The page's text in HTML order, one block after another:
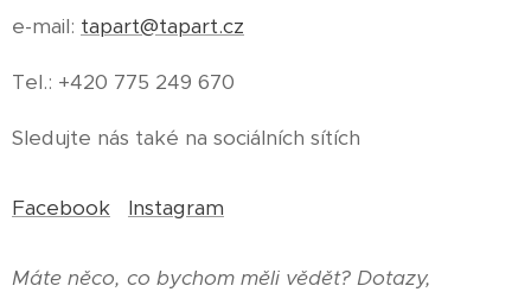
e-mail: tapart@tapart.cz
Tel.: +420 775 249 670
Sledujte nás také na sociálních sítích
Facebook Instagram
Máte něco, co bychom měli vědět? Dotazy,